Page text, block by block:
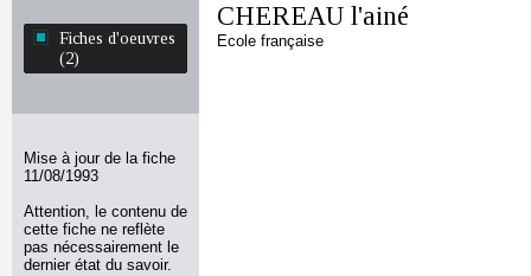
Fiches d'oeuvres
(2)
Mise à jour de la fiche
11/08/1993
Attention, le contenu de
cette fiche ne reflète
pas nécessairement le
dernier état du savoir.
CHEREAU l'ainé
Ecole française